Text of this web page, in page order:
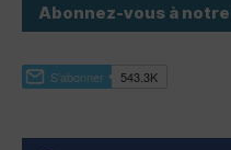
Abonnez-vous à